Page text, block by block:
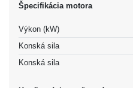
Špecifikácia motora
Výkon (kW)
Konská sila
Konská sila